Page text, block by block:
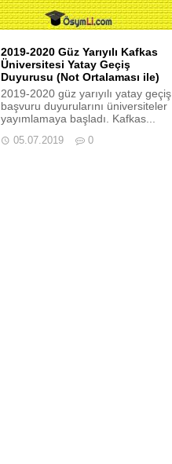
2019-2020 Güz Yarıyılı Kafkas
Üniversitesi Yatay Geçiş
Duyurusu (Not Ortalaması ile)
2019-2020 güz yarıyılı yatay geçiş
başvuru duyurularını üniversiteler
yayımlamaya başladı. Kafkas...
05.07.2019 0